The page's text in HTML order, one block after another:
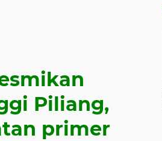
Piliang,
primer